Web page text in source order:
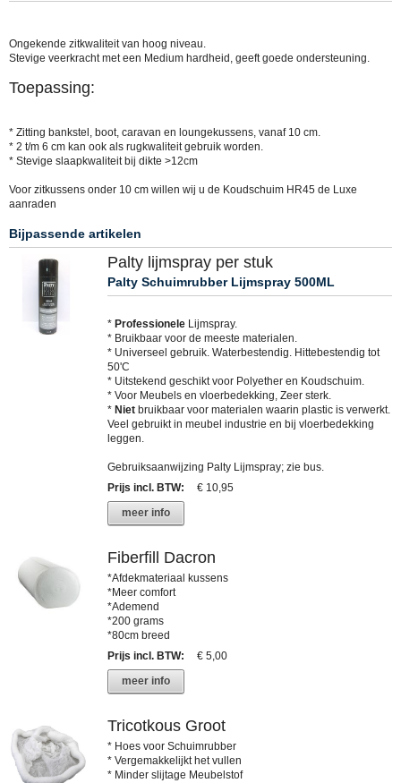
Ongekende zitkwaliteit van hoog niveau.
Stevige veerkracht met een Medium hardheid, geeft goede ondersteuning.
Toepassing:
* Zitting bankstel, boot, caravan en loungekussens, vanaf 10 cm.
* 2 t/m 6 cm kan ook als rugkwaliteit gebruik worden.
* Stevige slaapkwaliteit bij dikte >12cm
Voor zitkussens onder 10 cm willen wij u de Koudschuim HR45 de Luxe
aanraden
Bijpassende artikelen
Palty lijmspray per stuk
Palty Schuimrubber Lijmspray 500ML
* Professionele Lijmspray.
* Bruikbaar voor de meeste materialen.
* Universeel gebruik. Waterbestendig. Hittebestendig tot
50'C
* Uitstekend geschikt voor Polyether en Koudschuim.
* Voor Meubels en vloerbedekking, Zeer sterk.
* Niet bruikbaar voor materialen waarin plastic is verwerkt.
Veel gebruikt in meubel industrie en bij vloerbedekking
leggen.
Gebruiksaanwijzing Palty Lijmspray; zie bus.
Prijs incl. BTW:
€ 10,95
meer info
Fiberfill Dacron
*Afdekmateriaal kussens
*Meer comfort
*Ademend
*200 grams
*80cm breed
Prijs incl. BTW:
€ 5,00
meer info
Tricotkous Groot
* Hoes voor Schuimrubber
* Vergemakkelijkt het vullen
* Minder slijtage Meubelstof